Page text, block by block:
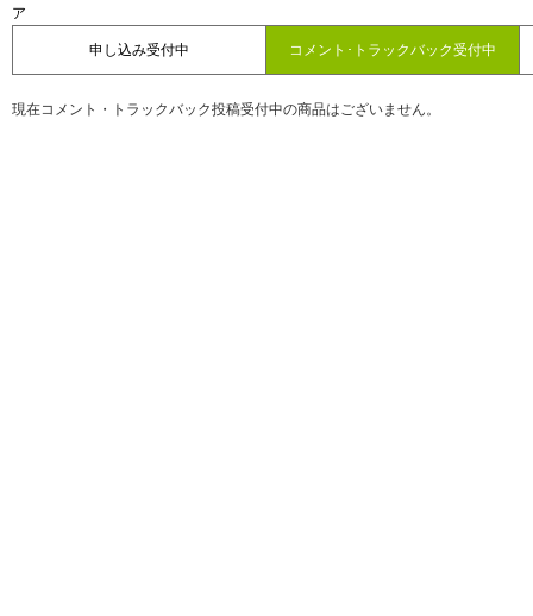
ア
申し込み受付中 コメント･トラックバック受付中
現在コメント・トラックバック投稿受付中の商品はございません。